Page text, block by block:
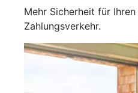
Mehr Sicherheit für
Zahlungsverkehr.